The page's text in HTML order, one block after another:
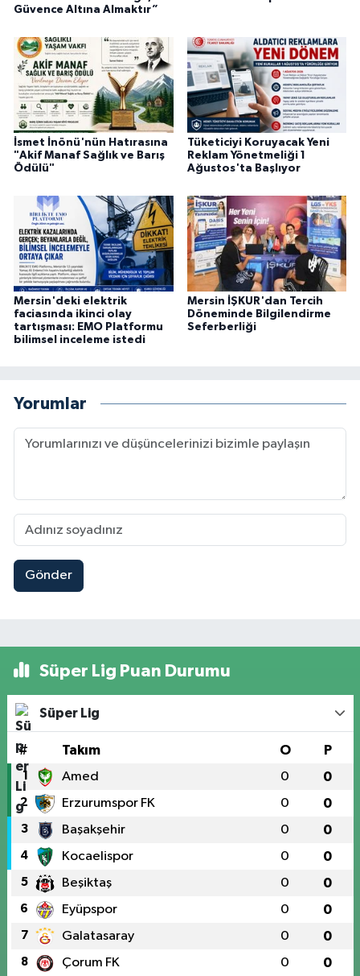
Güvence Altına Almaktır”
İsmet İnönü'nün Hatırasına
"Akif Manaf Sağlık ve Barış
Ödülü"
Tüketiciyi Koruyacak Yeni
Reklam Yönetmeliği 1
Ağustos'ta Başlıyor
Mersin'deki elektrik
faciasında ikinci olay
tartışması: EMO Platformu
bilimsel inceleme istedi
Mersin İŞKUR'dan Tercih
Döneminde Bilgilendirme
Seferberliği
Yorumlar
Gönder
Süper Lig Puan Durumu
Süper Lig
# Takım O P
1 Amed 0 0
2 Erzurumspor FK 0 0
3 Başakşehir 0 0
4 Kocaelispor 0 0
5 Beşiktaş 0 0
6 Eyüpspor 0 0
7 Galatasaray 0 0
8 Çorum FK 0 0